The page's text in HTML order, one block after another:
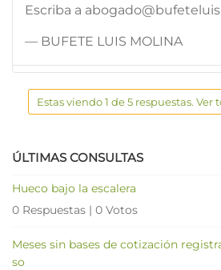
Escriba a
— BUFETE LUIS MOLINA
Estas viendo 1 de 5 respuestas. Ver
ÚLTIMAS CONSULTAS
Hueco bajo la escalera
0 Respuestas | 0 Votos
Meses sin bases de cotización
so